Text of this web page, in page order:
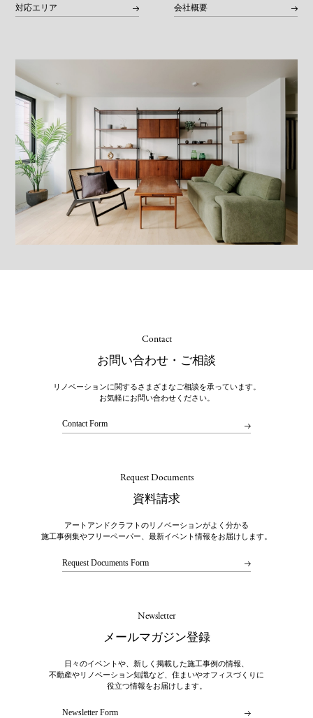
対応エリア 会社概要
Contact
お問い合わせ・ご相談
リノベーションに関するさまざまなご相談を承っています。
お気軽にお問い合わせください。
Contact Form
Request Documents
資料請求
アートアンドクラフトのリノベーションがよく分かる
施工事例集やフリーペーパー、最新イベント情報をお届けします。
Request Documents Form
Newsletter
メールマガジン登録
日々のイベントや、新しく掲載した施工事例の情報、
不動産やリノベーション知識など、住まいやオフィスづくりに
役立つ情報をお届けします。
Newsletter Form